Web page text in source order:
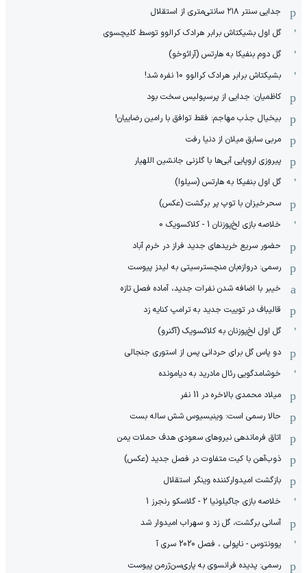
جدایی سنتر ۲۱۸ سانتی‌متری از استقلال
گل اول بشیکتاش برابر هرادک کرالوو توسط کلیچسوی
گل دوم بنفیکا به هارتس (آرائوخو)
بشیکتاش برابر هرادک کرالوو 10 نفره شد!
کاظمیان: جدایی از پرسپولیس سخت بود
بیخیال جذب مهاجم: فقط توافق با رامین رضاییان!
مربی سابق میلان از دنیا رفت
پیروزی اروپایی آبی‌ها با گلزنی جانشین اللهیار
گل اول بنفیکا به هارتس (سیلوا)
سحرخیزان با توپ پر برگشت (عکس)
خلاصه بازی لخ‌پوزنان 1 - کلاکسویک 0
حضور سریع خریدهای جدید فراز در خرم آباد
رسمی: دروازه‌بان منچسترسیتی به لیدز پیوست
خیبر با اضافه شدن نفرات جدید، آماده فصل تازه
قالیباف در توییت جدید به ترامپ کنایه زد
گل اول لخ‌پوزنان به کلاکسویک (آگنرو)
دو پاس گل برای حردانی پس از استوری جنجالی
خوشامدگویی رئال مادرید به دیامونده
میلاد محمدی بالاخره در 11 نفر
حالا رسمی است: وینیسیوس شش ساله بست
اتاق فرماندهی نیروهای سعودی هدف حملات یمن
ذوب‌آهن با کیت متفاوت در فصل جدید (عکس)
بازگشت امیدوارکننده وینگر استقلال
خلاصه بازی جاگیلونیا 2 - گلاسکو رنجرز 1
آسانی برگشت، گل زد و سهراب امیدوار شد
یوونتوس - ناپولی ، فصل 2020 سری آ
رسمی: پدیده فرانسوی به پاری‌سن‌ژرمن پیوست